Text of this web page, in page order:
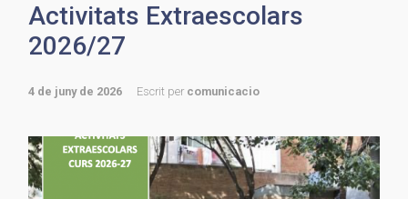
Activitats Extraescolars
2026/27
4 de juny de 2026 Escrit per comunicacio